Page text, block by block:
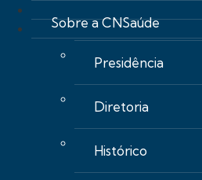
ComunicaçãoRepresentatividadeParceiros
Sobre a CNSaúde
Presidência
Diretoria
Histórico